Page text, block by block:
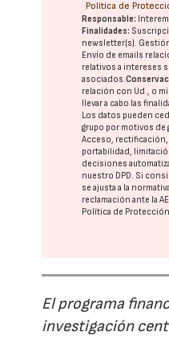
Política de
Responsable:
Finalidades:
newsletter(s).
Envío de emails
relativos a intereses
asociados.
relación con Ud., o
llevar a cabo las
Los datos pueden
grupo por motivos de
Acceso,
portabilidad,
decisiones
nuestro DPD. Si
se ajusta a la
reclamación ante la
Política de
El programa
investigación